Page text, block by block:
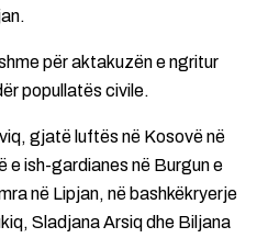
për aktakuzën e ngritur
popullatës civile.
gjatë luftës në Kosovë në
e ish-gardianes në Burgun e
në Lipjan, në bashkëkryerje
Sladjana Arsiq dhe Biljana